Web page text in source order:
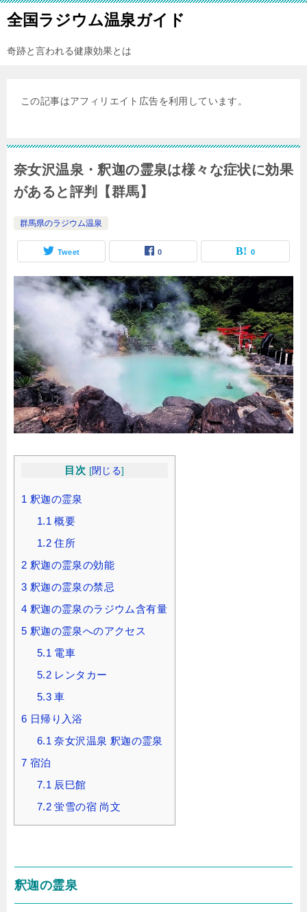
全国ラジウム温泉ガイド
奇跡と言われる健康効果とは
この記事はアフィリエイト広告を利用しています。
奈女沢温泉・釈迦の霊泉は様々な症状に効果
があると評判【群馬】
群馬県のラジウム温泉
Tweet 0 0
目次 [閉じる]
1 釈迦の霊泉
1.1 概要
1.2 住所
2 釈迦の霊泉の効能
3 釈迦の霊泉の禁忌
4 釈迦の霊泉のラジウム含有量
5 釈迦の霊泉へのアクセス
5.1 電車
5.2 レンタカー
5.3 車
6 日帰り入浴
6.1 奈女沢温泉 釈迦の霊泉
7 宿泊
7.1 辰巳館
7.2 蛍雪の宿 尚文
釈迦の霊泉